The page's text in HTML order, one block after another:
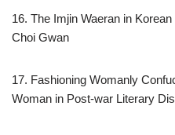
16. The Imjin Waeran in
Choi Gwan
17. Fashioning Womanly
Woman in Post-war Literary